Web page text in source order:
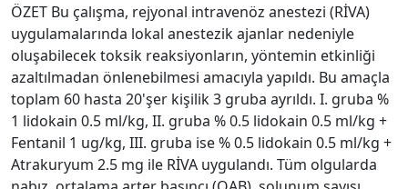
ÖZET Bu çalışma, rejyonal intravenöz anestezi (RİVA)
uygulamalarında lokal anestezik ajanlar nedeniyle
oluşabilecek toksik reaksiyonların, yöntemin etkinliği
azaltılmadan önlenebilmesi amacıyla yapıldı. Bu amaçla
toplam 60 hasta 20'şer kişilik 3 gruba ayrıldı. I. gruba %
1 lidokain 0.5 ml/kg, II. gruba % 0.5 lidokain 0.5 ml/kg +
Fentanil 1 ug/kg, III. gruba ise % 0.5 lidokain 0.5 ml/kg +
Atrakuryum 2.5 mg ile RİVA uygulandı. Tüm olgularda